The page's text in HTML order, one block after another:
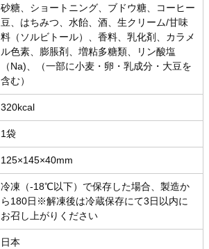
砂糖、ショートニング、ブドウ糖、コーヒー
豆、はちみつ、水飴、酒、生クリーム/甘味
料（ソルビトール）、香料、乳化剤、カラメ
ル色素、膨脹剤、増粘多糖類、リン酸塩
（Na)、（一部に小麦・卵・乳成分・大豆を
含む）
320kcal
1袋
125×145×40mm
冷凍（-18℃以下）で保存した場合、製造か
ら180日※解凍後は冷蔵保存にて3日以内に
お召し上がりください
日本